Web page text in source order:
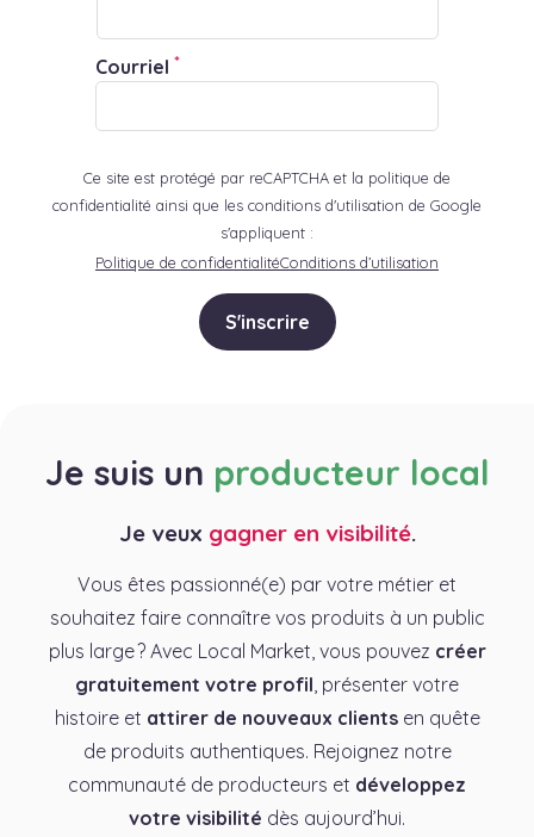
Courriel *
Ce site est protégé par reCAPTCHA et la politique de
confidentialité ainsi que les conditions d'utilisation de Google
s'appliquent :
Politique de confidentialitéConditions d’utilisation
S'inscrire
Je suis un producteur local
Je veux gagner en visibilité.
Vous êtes passionné(e) par votre métier et
souhaitez faire connaître vos produits à un public
plus large ? Avec Local Market, vous pouvez créer
gratuitement votre profil , présenter votre
histoire et attirer de nouveaux clientsen quête
de produits authentiques. Rejoignez notre
communauté de producteurs et développez
votre visibilité dès aujourd’hui.